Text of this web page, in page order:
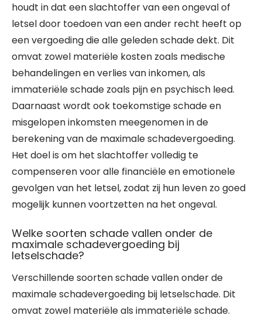
houdt in dat een slachtoffer van een ongeval of
letsel door toedoen van een ander recht heeft op
een vergoeding die alle geleden schade dekt. Dit
omvat zowel materiële kosten zoals medische
behandelingen en verlies van inkomen, als
immateriële schade zoals pijn en psychisch leed.
Daarnaast wordt ook toekomstige schade en
misgelopen inkomsten meegenomen in de
berekening van de maximale schadevergoeding.
Het doel is om het slachtoffer volledig te
compenseren voor alle financiële en emotionele
gevolgen van het letsel, zodat zij hun leven zo goed
mogelijk kunnen voortzetten na het ongeval.
Welke soorten schade vallen onder de
maximale schadevergoeding bij
letselschade?
Verschillende soorten schade vallen onder de
maximale schadevergoeding bij letselschade. Dit
omvat zowel materiële als immateriële schade.